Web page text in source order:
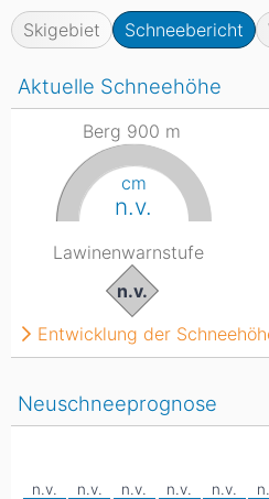
Skigebiet Schneebericht
Aktuelle Schneehöhe
Berg 900 m
cm
n.v.
Lawinenwarnstufe
n.v.
Entwicklung der
Neuschneeprognose